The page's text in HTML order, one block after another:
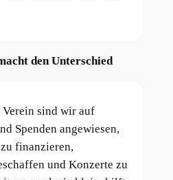
den Unterschied
sind wir auf
Spenden angewiesen,
finanzieren,
und Konzerte zu